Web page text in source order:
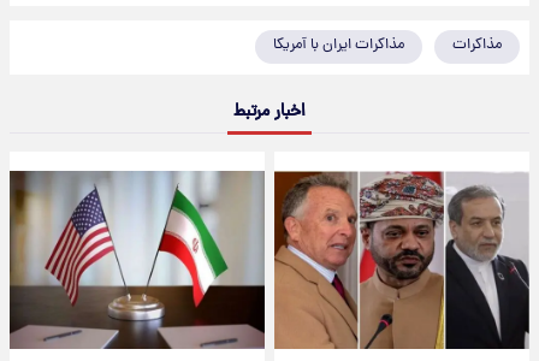
مذاکرات مذاکرات ایران با آمریکا
اخبار مرتبط